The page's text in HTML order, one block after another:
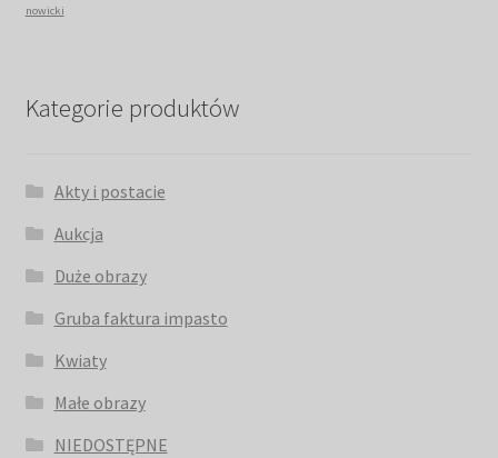
nowicki
Kategorie produktów
Akty i postacie
Aukcja
Duże obrazy
Gruba faktura impasto
Kwiaty
Małe obrazy
NIEDOSTĘPNE